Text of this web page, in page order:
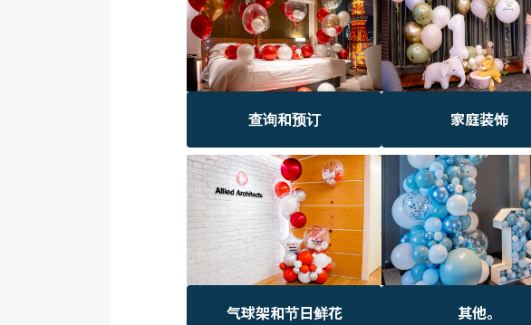
查询和预订 家庭装饰
气球架和节日鲜花 其他。